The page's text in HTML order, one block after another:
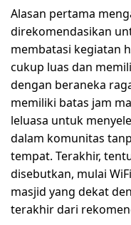
Alasan pertama
direkomendasikan
membatasi kegiatan
cukup luas dan
dengan beraneka
memiliki batas jam
leluasa untuk
dalam komunitas
tempat. Terakhir,
disebutkan, mulai
masjid yang dekat
terakhir dari